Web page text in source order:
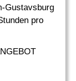
Gustavsburg
pro